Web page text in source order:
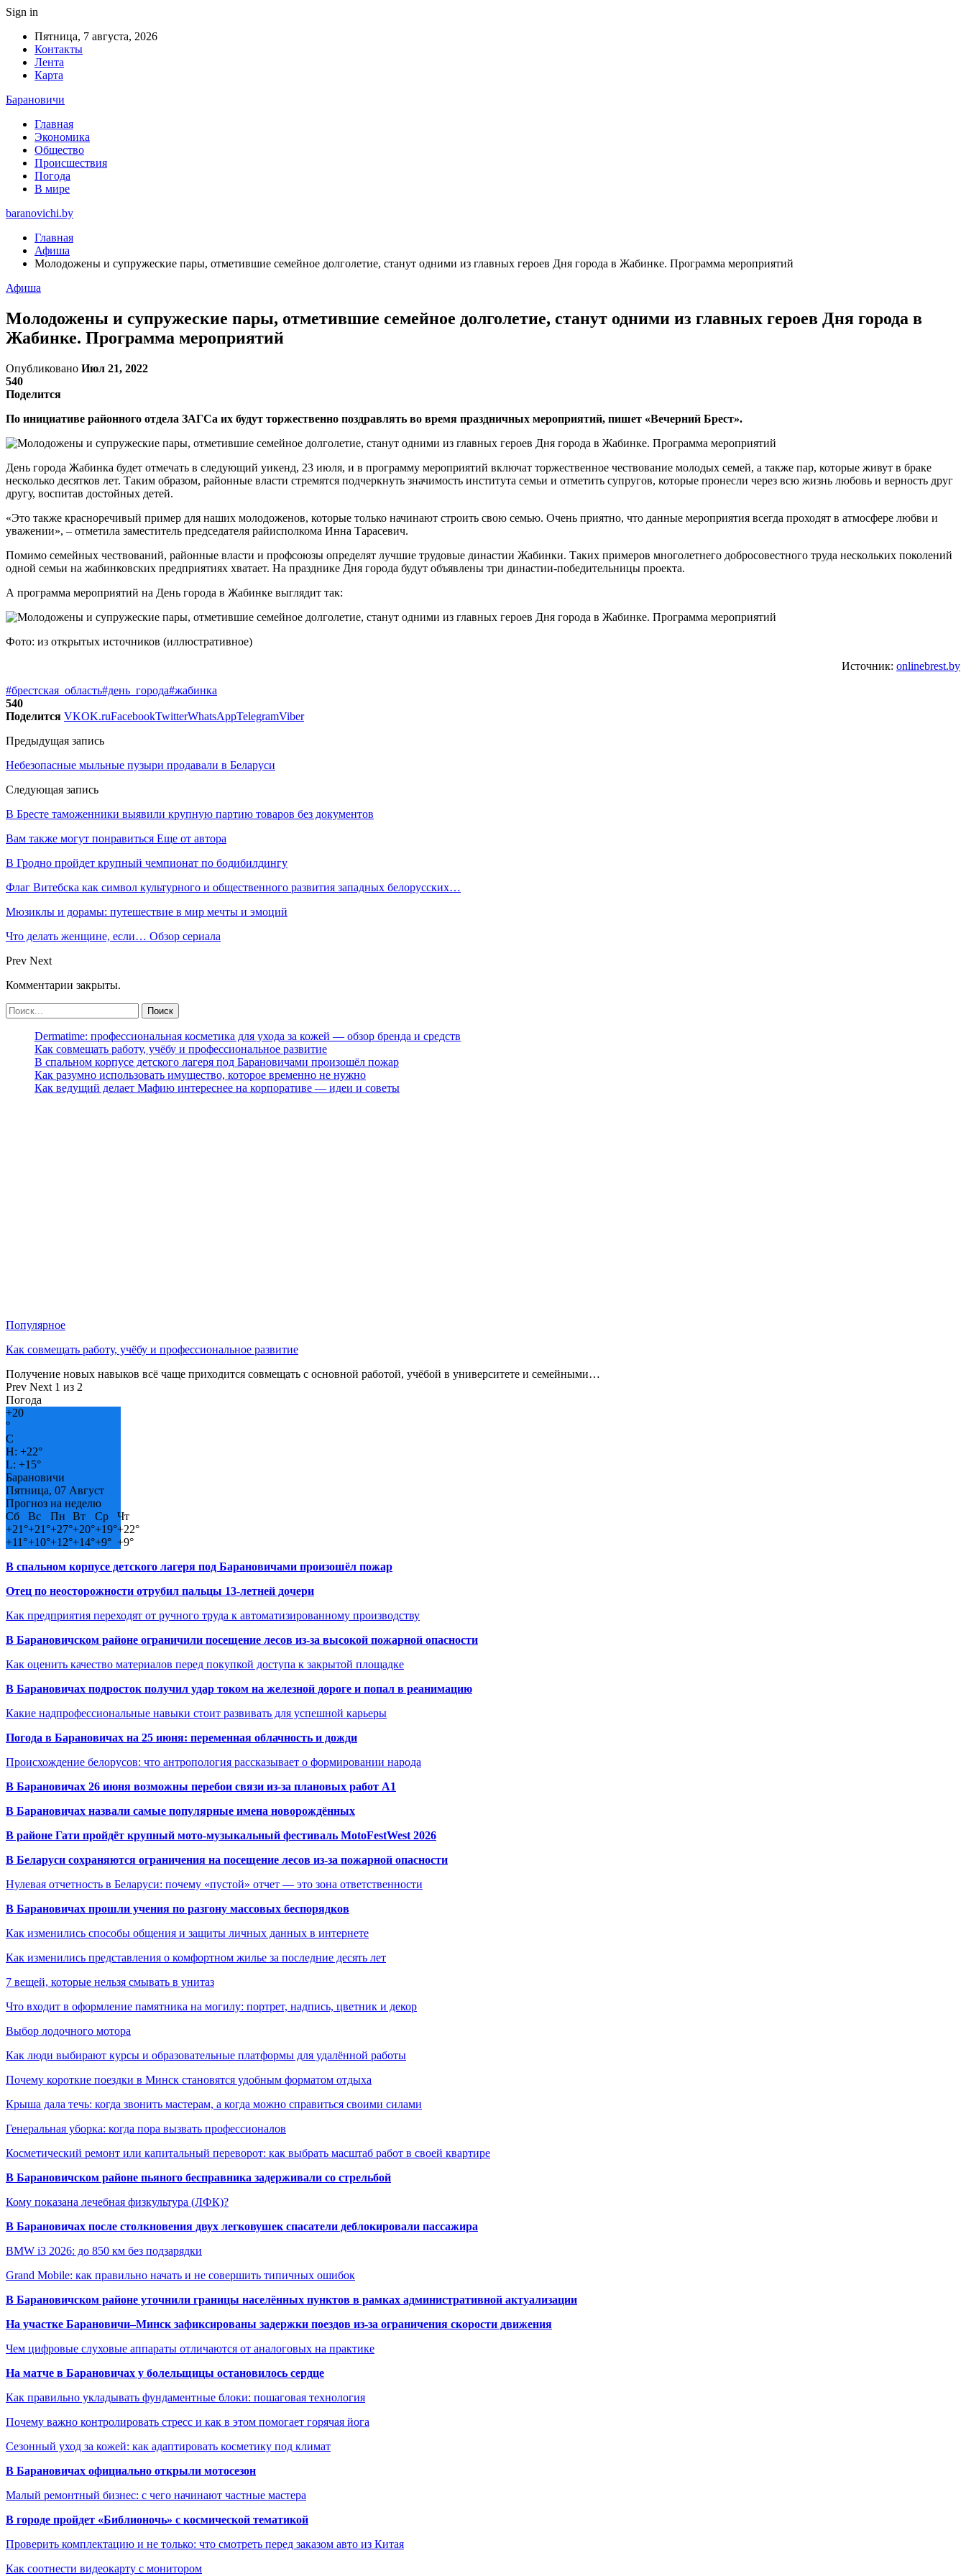
Sign in
Пятница, 7 августа, 2026
Контакты
Лента
Карта
Барановичи
Главная
Экономика
Общество
Происшествия
Погода
В мире
baranovichi.by
Главная
Афиша
Молодожены и супружеские пары, отметившие семейное долголетие, станут одними из главных героев Дня города в Жабинке. Программа мероприятий
Афиша
Молодожены и супружеские пары, отметившие семейное долголетие, станут одними из главных героев Дня города в
Жабинке. Программа мероприятий
Опубликовано Июл 21, 2022
540
Поделится
По инициативе районного отдела ЗАГСа их будут торжественно поздравлять во время праздничных мероприятий, пишет «Вечерний Брест».
День города Жабинка будет отмечать в следующий уикенд, 23 июля, и в программу мероприятий включат торжественное чествование молодых семей, а также пар, которые живут в браке
несколько десятков лет. Таким образом, районные власти стремятся подчеркнуть значимость института семьи и отметить супругов, которые пронесли через всю жизнь любовь и верность друг
другу, воспитав достойных детей.
«Это также красноречивый пример для наших молодоженов, которые только начинают строить свою семью. Очень приятно, что данные мероприятия всегда проходят в атмосфере любви и
уважении», – отметила заместитель председателя райисполкома Инна Тарасевич.
Помимо семейных чествований, районные власти и профсоюзы определят лучшие трудовые династии Жабинки. Таких примеров многолетнего добросовестного труда нескольких поколений
одной семьи на жабинковских предприятиях хватает. На празднике Дня города будут объявлены три династии-победительницы проекта.
А программа мероприятий на День города в Жабинке выглядит так:
Фото: из открытых источников (иллюстративное)
Источник: onlinebrest.by
#брестская_область#день_города#жабинка
540
Поделится VKOK.ruFacebookTwitterWhatsAppTelegramViber
Предыдущая запись
Небезопасные мыльные пузыри продавали в Беларуси
Следующая запись
В Бресте таможенники выявили крупную партию товаров без документов
Вам также могут понравиться Еще от автора
В Гродно пройдет крупный чемпионат по бодибилдингу
Флаг Витебска как символ культурного и общественного развития западных белорусских…
Мюзиклы и дорамы: путешествие в мир мечты и эмоций
Что делать женщине, если… Обзор сериала
Prev Next
Комментарии закрыты.
Dermatime: профессиональная косметика для ухода за кожей — обзор бренда и средств
Как совмещать работу, учёбу и профессиональное развитие
В спальном корпусе детского лагеря под Барановичами произошёл пожар
Как разумно использовать имущество, которое временно не нужно
Как ведущий делает Мафию интереснее на корпоративе — идеи и советы
Популярное
Как совмещать работу, учёбу и профессиональное развитие
Получение новых навыков всё чаще приходится совмещать с основной работой, учёбой в университете и семейными…
Prev Next 1 из 2
Погода
+20
°
C
H: +22°
L: +15°
Барановичи
Пятница, 07 Август
Прогноз на неделю
Сб
Вс Пн Вт Ср
Чт
+21°+21°+27°+20°+19°+22°
+11°+10°+12°+14°+9° +9°
В спальном корпусе детского лагеря под Барановичами произошёл пожар
Отец по неосторожности отрубил пальцы 13-летней дочери
Как предприятия переходят от ручного труда к автоматизированному производству
В Барановичском районе ограничили посещение лесов из-за высокой пожарной опасности
Как оценить качество материалов перед покупкой доступа к закрытой площадке
В Барановичах подросток получил удар током на железной дороге и попал в реанимацию
Какие надпрофессиональные навыки стоит развивать для успешной карьеры
Погода в Барановичах на 25 июня: переменная облачность и дожди
Происхождение белорусов: что антропология рассказывает о формировании народа
В Барановичах 26 июня возможны перебои связи из-за плановых работ A1
В Барановичах назвали самые популярные имена новорождённых
В районе Гати пройдёт крупный мото-музыкальный фестиваль MotoFestWest 2026
В Беларуси сохраняются ограничения на посещение лесов из-за пожарной опасности
Нулевая отчетность в Беларуси: почему «пустой» отчет — это зона ответственности
В Барановичах прошли учения по разгону массовых беспорядков
Как изменились способы общения и защиты личных данных в интернете
Как изменились представления о комфортном жилье за последние десять лет
7 вещей, которые нельзя смывать в унитаз
Что входит в оформление памятника на могилу: портрет, надпись, цветник и декор
Выбор лодочного мотора
Как люди выбирают курсы и образовательные платформы для удалённой работы
Почему короткие поездки в Минск становятся удобным форматом отдыха
Крыша дала течь: когда звонить мастерам, а когда можно справиться своими силами
Генеральная уборка: когда пора вызвать профессионалов
Косметический ремонт или капитальный переворот: как выбрать масштаб работ в своей квартире
В Барановичском районе пьяного бесправника задерживали со стрельбой
Кому показана лечебная физкультура (ЛФК)?
В Барановичах после столкновения двух легковушек спасатели деблокировали пассажира
BMW i3 2026: до 850 км без подзарядки
Grand Mobile: как правильно начать и не совершить типичных ошибок
В Барановичском районе уточнили границы населённых пунктов в рамках административной актуализации
На участке Барановичи–Минск зафиксированы задержки поездов из-за ограничения скорости движения
Чем цифровые слуховые аппараты отличаются от аналоговых на практике
На матче в Барановичах у болельщицы остановилось сердце
Как правильно укладывать фундаментные блоки: пошаговая технология
Почему важно контролировать стресс и как в этом помогает горячая йога
Сезонный уход за кожей: как адаптировать косметику под климат
В Барановичах официально открыли мотосезон
Малый ремонтный бизнес: с чего начинают частные мастера
В городе пройдет «Библионочь» с космической тематикой
Проверить комплектацию и не только: что смотреть перед заказом авто из Китая
Как соотнести видеокарту с монитором